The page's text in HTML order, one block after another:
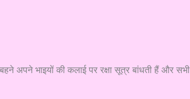
अपने भाइयों की कलाई पर रक्षा सूत्र बांधती हैं और सभी